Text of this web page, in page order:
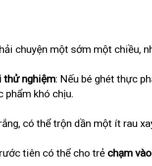
chuyện một sớm một chiều,
thử nghiệm: Nếu bé ghét thực
phẩm khó chịu.
có thể trộn dần một ít rau
tiên có thể cho trẻ chạm